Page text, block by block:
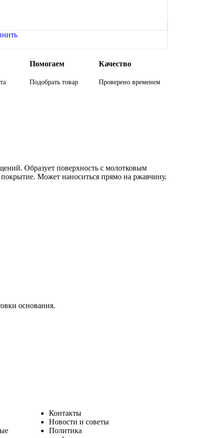
Помогаем
Подобрать товар
Качество
Проверено временем
Образует поверхность с молотковым
Может наноситься прямо на ржавчину.
основания.
Контакты
Новости и советы
Политика